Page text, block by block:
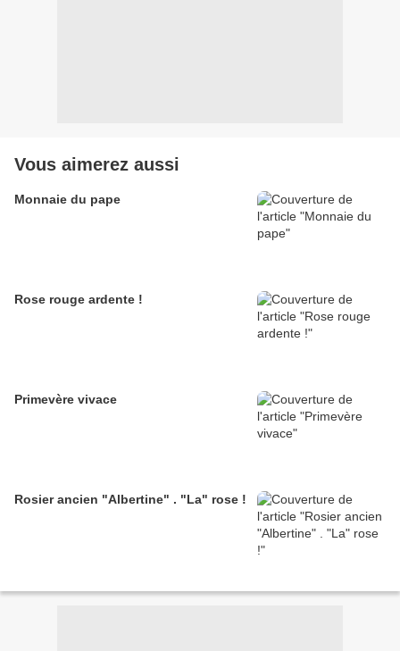
Vous aimerez aussi
Monnaie du pape
Rose rouge ardente !
Primevère vivace
Rosier ancien "Albertine" . "La" rose !